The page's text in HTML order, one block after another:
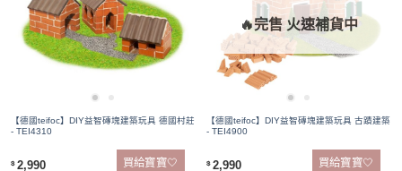
【德國teifoc】DIY益智磚塊建築玩具 德國村莊
- TEI4310
$ 2,990 買給寶寶🤍
🔥完售 火速補貨中
【德國teifoc】DIY益智磚塊建築玩具 古蹟建築
- TEI4900
$ 2,990 買給寶寶🤍